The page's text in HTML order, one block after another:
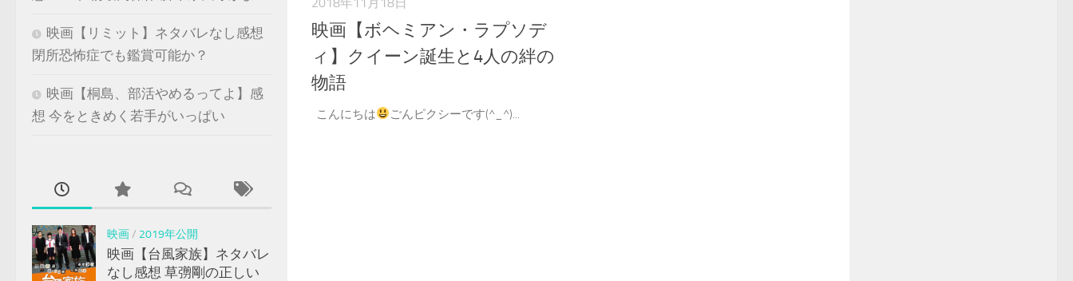
映画【ボヘミアン・ラプソデ
ィ】クイーン誕生と4人の絆の
物語
こんにちは ごんピクシーです(^_^)...
映画【リミット】ネタバレなし感想
閉所恐怖症でも鑑賞可能か？
映画【桐島、部活やめるってよ】感
想 今をときめく若手がいっぱい
映画/ 2019年公開
映画【台風家族】ネタバレ
なし感想 草彅剛の正しい